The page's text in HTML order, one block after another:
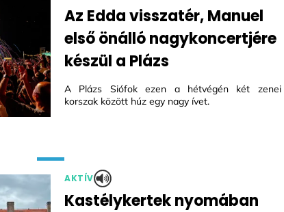
Az Edda visszatér, Manuel
első önálló nagykoncertjére
készül a Plázs
A Plázs Siófok ezen a hétvégén két zenei
korszak között húz egy nagy ívet.
AKTÍV
Kastélykertek nyomában